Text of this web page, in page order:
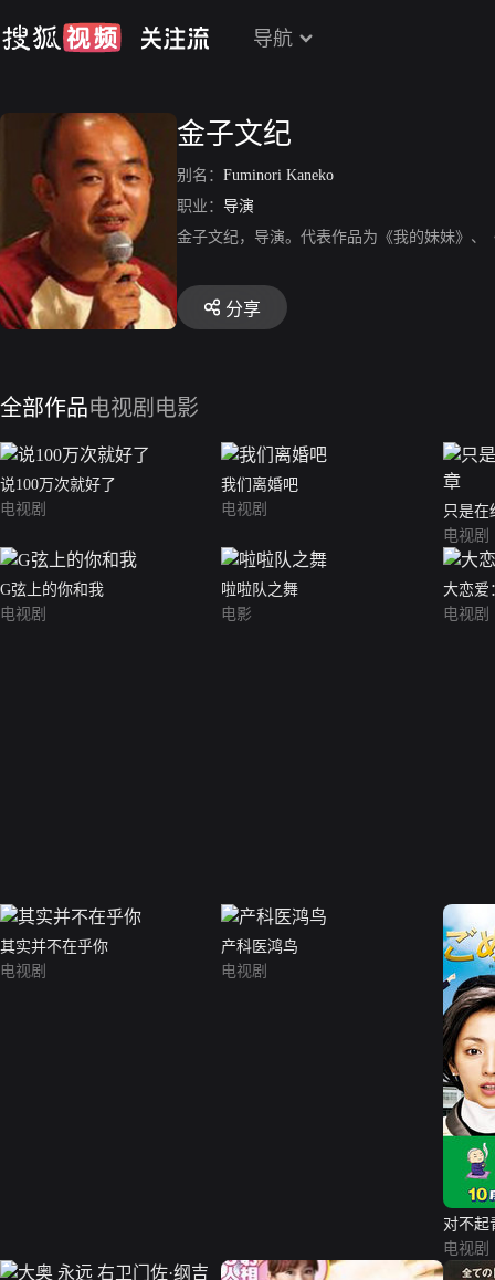
导航
金子文纪
别名： Fuminori Kaneko
职业： 导演
金子文纪，导演。代表作品为《我的妹妹》、
分享
全部作品电视剧 电影
说100万次就好了
电视剧
我们离婚吧
电视剧
只是在
电视剧
G弦上的你和我
电视剧
啦啦队之舞
电影
大恋爱
电视剧
其实并不在乎你
电视剧
产科医鸿鸟
电视剧
对不起
电视剧